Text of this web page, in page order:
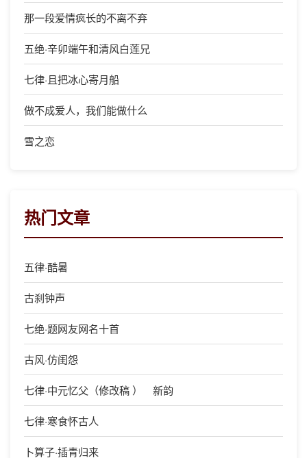
那一段爱情疯长的不离不弃
五绝·辛卯端午和清风白莲兄
七律·且把冰心寄月船
做不成爱人，我们能做什么
雪之恋
热门文章
五律·酷暑
古刹钟声
七绝·题网友网名十首
古风·仿闺怨
七律·中元忆父（修改稿 ） 新韵
七律·寒食怀古人
卜算子·插青归来